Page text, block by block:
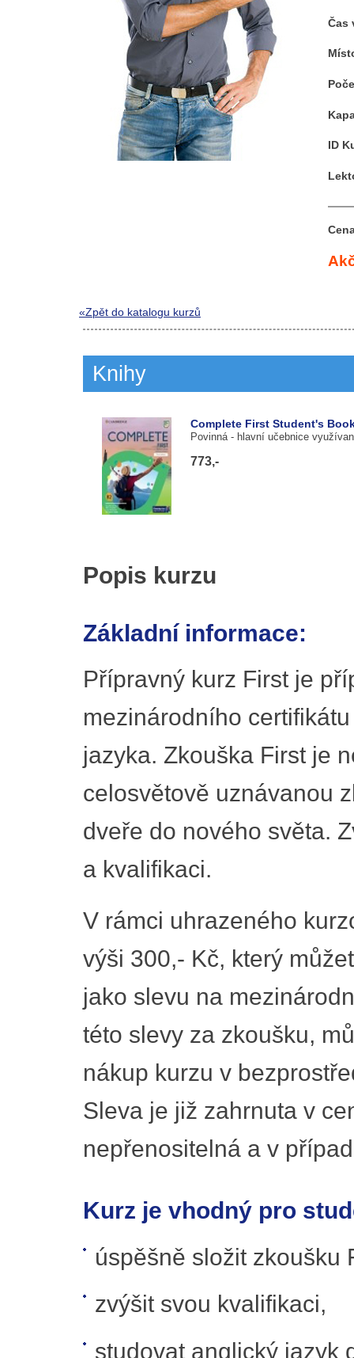
Čas
ID
«Zpět do katalogu kurzů
Knihy
Complete First Student's
Povinná - hlavní učebnice
773,-
Popis kurzu
Základní informace:
Přípravný kurz First je
mezinárodního
jazyka. Zkouška First je
celosvětově uznávanou
dveře do nového světa.
a kvalifikaci.
V rámci uhrazeného
výši 300,- Kč, který
jako slevu na
této slevy za zkoušku,
nákup kurzu v
Sleva je již zahrnuta v
nepřenositelná a v
Kurz je vhodný pro
úspěšně složit zkoušku
zvýšit svou kvalifikaci,
studovat anglický jazyk